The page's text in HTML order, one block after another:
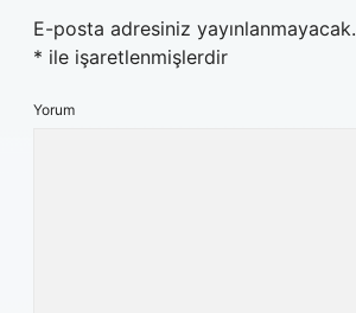
E-posta adresiniz yayınlanmayacak.
* ile işaretlenmişlerdir
Yorum